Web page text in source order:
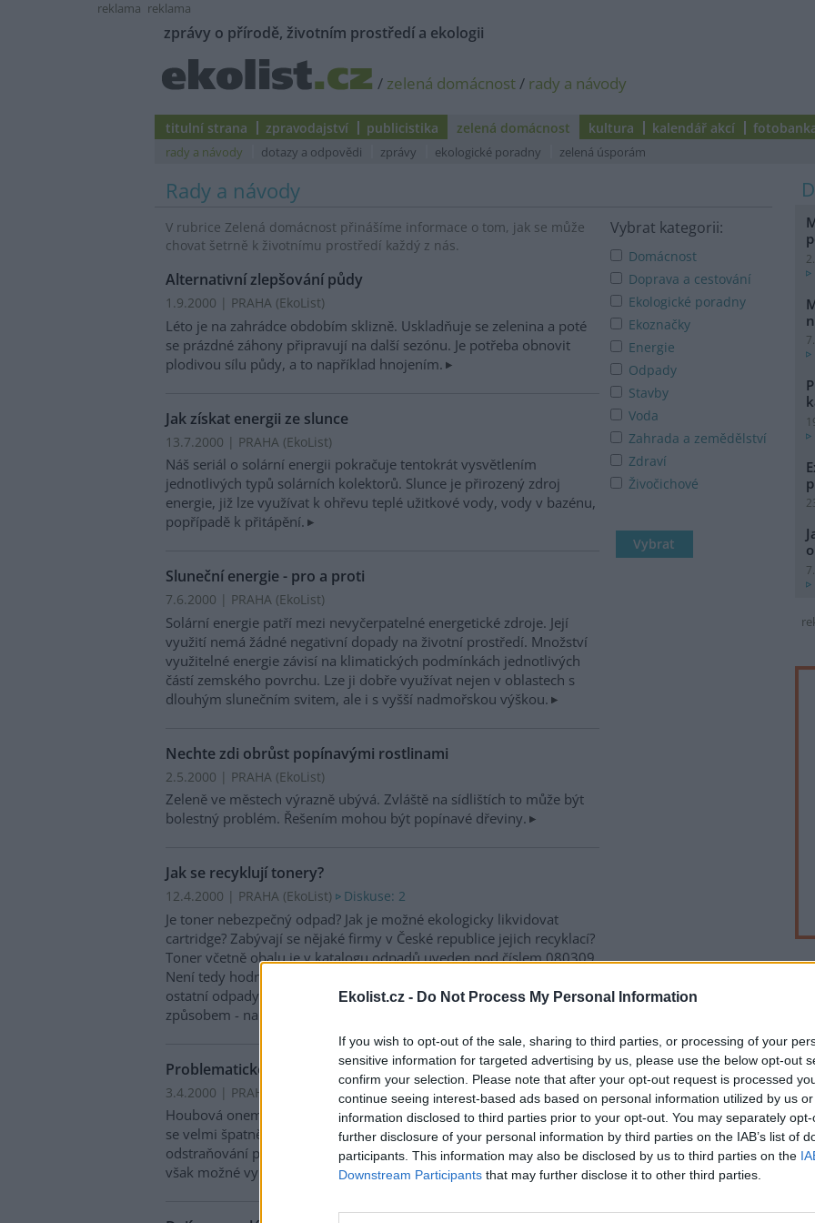
Ekolist.cz - Do Not Process My Personal Information
If you wish to opt-out of the sale, sharing to third parties, or processing of your
sensitive information for targeted advertising by us, please use the below opt-out
confirm your selection. Please note that after your opt-out request is processed
continue seeing interest-based ads based on personal information utilized by us
information disclosed to third parties prior to your opt-out. You may separately
further disclosure of your personal information by third parties on the IAB’s list of
participants. This information may also be disclosed by us to third parties on the
Downstream Participants that may further disclose it to other third parties.
reklama reklama
zprávy o přírodě, životním prostředí a ekologii
/ zelená domácnost/ rady a návody
titulní strana zpravodajství publicistika zelená domácnost kultura kalendář akcí
rady a návody dotazy a odpovědi zprávy ekologické poradny zelená úsporám
Rady a návody
Vybrat kategorii:
Domácnost
Doprava a cestování
Ekologické poradny
Ekoznačky
Energie
Odpady
Stavby
Voda
Zahrada a zemědělství
Zdraví
Živočichové
V rubrice Zelená domácnost přinášíme informace o tom, jak se může
chovat šetrně k životnímu prostředí každý z nás.
Alternativní zlepšování půdy
1.9.2000 | PRAHA (EkoList)
Léto je na zahrádce obdobím sklizně. Uskladňuje se zelenina a poté
se prázdné záhony připravují na další sezónu. Je potřeba obnovit
plodivou sílu půdy, a to například hnojením.
Jak získat energii ze slunce
13.7.2000 | PRAHA (EkoList)
Náš seriál o solární energii pokračuje tentokrát vysvětlením
jednotlivých typů solárních kolektorů. Slunce je přirozený zdroj
energie, již lze využívat k ohřevu teplé užitkové vody, vody v bazénu,
popřípadě k přitápění.
Sluneční energie - pro a proti
7.6.2000 | PRAHA (EkoList)
Solární energie patří mezi nevyčerpatelné energetické zdroje. Její
využití nemá žádné negativní dopady na životní prostředí. Množství
využitelné energie závisí na klimatických podmínkách jednotlivých
částí zemského povrchu. Lze ji dobře využívat nejen v oblastech s
dlouhým slunečním svitem, ale i s vyšší nadmořskou výškou.
Nechte zdi obrůst popínavými rostlinami
2.5.2000 | PRAHA (EkoList)
Zeleně ve městech výrazně ubývá. Zvláště na sídlištích to může být
bolestný problém. Řešením mohou být popínavé dřeviny.
Jak se recyklují tonery?
12.4.2000 | PRAHA (EkoList) Diskuse: 2
Je toner nebezpečný odpad? Jak je možné ekologicky likvidovat
cartridge? Zabývají se nějaké firmy v České republice jejich recyklací?
Toner včetně obalu je v katalogu odpadů uveden pod číslem 080309.
Není tedy hodnocen jako nebezpečný odpad. Patří do oddílu "O" -
ostatní odpady. To znamená, že je možné jej likvidovat běžným
způsobem - například spálit ve spalovně či uložit na skládku.
Problematické houby škodí v zahradách
3.4.2000 | PRAHA (EkoList)
Houbová onemocnění způsobují zahrádkářům velké starosti, jelikož
se velmi špatně odstraňují. Jedinou cestou je mechanické
odstraňování postižených částí rostlin a použití chemických látek. Je
však možné vybrat si takové, které nám i přírodě téměř neškodí.